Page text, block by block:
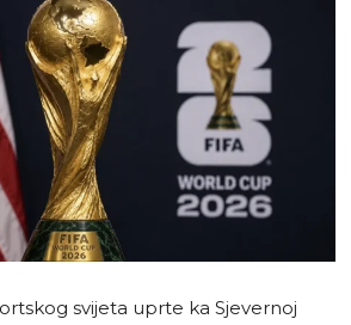
svijeta uprte ka Sjevernoj